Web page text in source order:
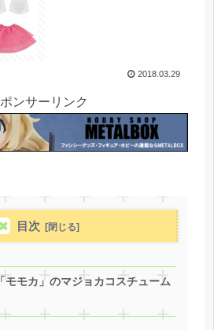
2018.03.29
ンサーリンク
目次
モモカ」のマジョカコスチューム